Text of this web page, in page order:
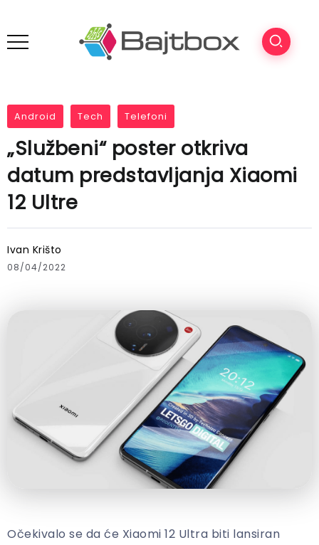
Android Tech Telefoni
„Službeni“ poster otkriva
datum predstavljanja Xiaomi
12 Ultre
Ivan Krišto
08/04/2022
Očekivalo se da će Xiaomi 12 Ultra biti lansiran